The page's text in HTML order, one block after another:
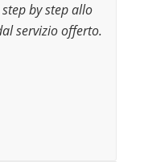
by step allo
servizio offerto.